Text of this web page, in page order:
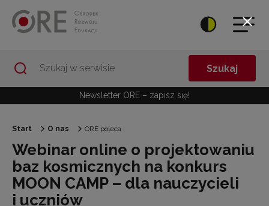
Szukaj
Newsletter ORE – zapisz się!
Start O nas ORE poleca
Webinar online o projektowaniu
baz kosmicznych na konkurs
MOON CAMP – dla nauczycieli
i uczniów